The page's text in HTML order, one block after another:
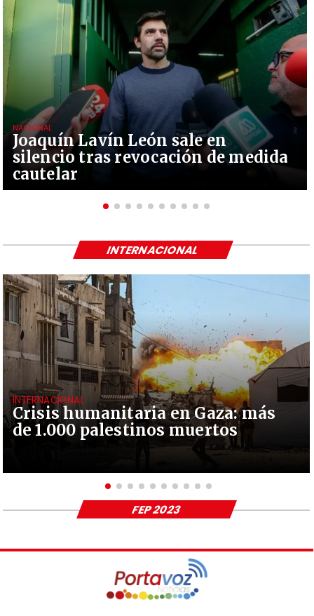
Joaquín Lavín León sale en
silencio tras revocación de medida
cautelar
NACIONAL
Crisis humanitaria en Gaza: más
de 1.000 palestinos muertos
INTERNACIONAL
INTERNACIONAL
FEP 2023